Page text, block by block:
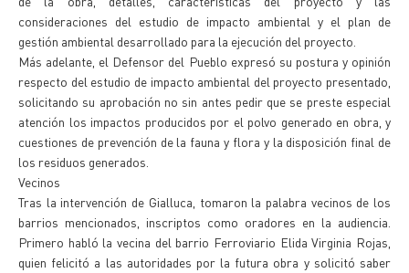
consideraciones del estudio de impacto ambiental y el plan de
gestión ambiental desarrollado para la ejecución del proyecto.
Más adelante, el Defensor del Pueblo expresó su postura y opinión
respecto del estudio de impacto ambiental del proyecto presentado,
solicitando su aprobación no sin antes pedir que se preste especial
atención los impactos producidos por el polvo generado en obra, y
cuestiones de prevención de la fauna y flora y la disposición final de
los residuos generados.
Vecinos
Tras la intervención de Gialluca, tomaron la palabra vecinos de los
barrios mencionados, inscriptos como oradores en la audiencia.
Primero habló la vecina del barrio Ferroviario Elida Virginia Rojas,
quien felicitó a las autoridades por la futura obra y solicitó saber